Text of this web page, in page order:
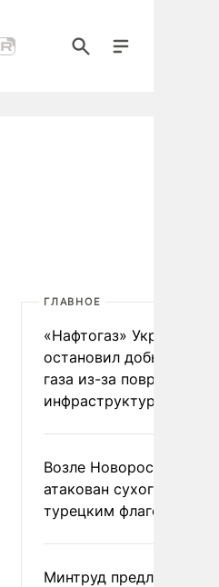
ГЛАВНОЕ
«Нафтогаз» Украины
остановил добычу
газа из-за повреждения
инфраструктуры
Возле Новороссийска
атакован сухогруз под
турецким флагом
Минтруд предложил